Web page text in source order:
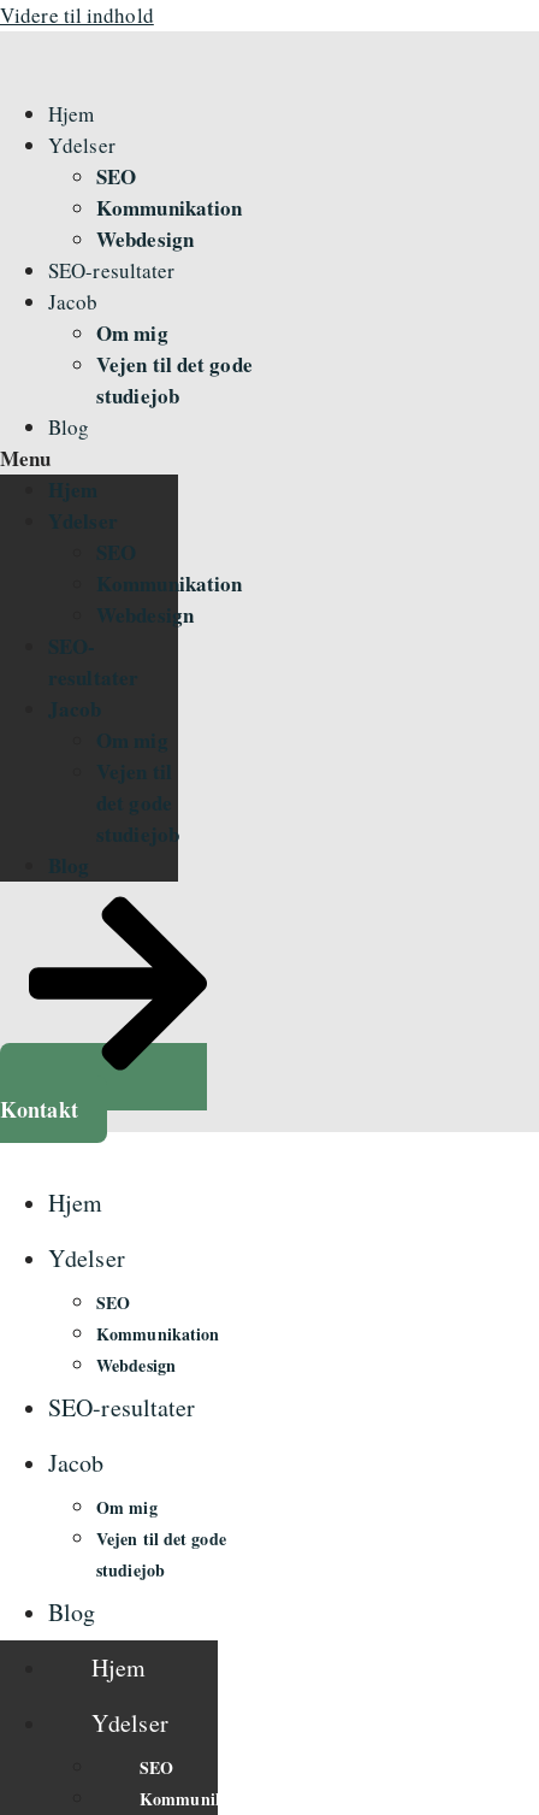
Videre til indhold
Hjem
Ydelser
SEO
Kommunikation
Webdesign
SEO-resultater
Jacob
Om mig
Vejen til det gode
studiejob
Blog
Menu
Hjem
Ydelser
SEO
Kommunikation
Webdesign
SEO-
resultater
Jacob
Om mig
Vejen til
det gode
studiejob
Blog
Kontakt
Hjem
Ydelser
SEO
Kommunikation
Webdesign
SEO-resultater
Jacob
Om mig
Vejen til det gode
studiejob
Blog
Hjem
Ydelser
SEO
Kommunikation